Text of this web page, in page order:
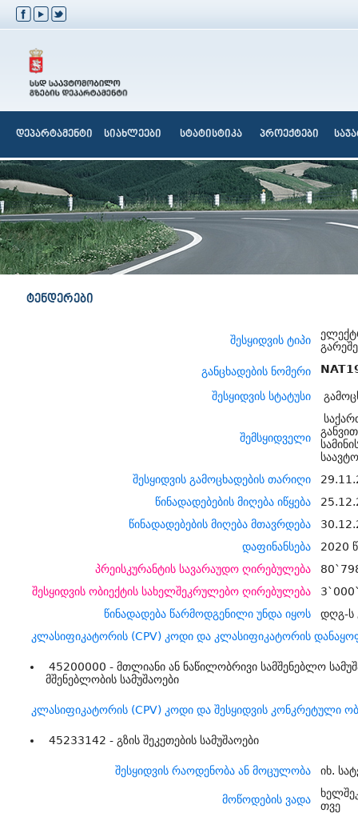
დეპარტამენტი სიახლეები სტატისტიკა პროექტები
ტენდერები
შესყიდვის ტიპი
განცხადების ნომერი
შესყიდვის სტატუსი
შემსყიდველი
შესყიდვის გამოცხადების თარიღი
წინადადებების მიღება იწყება
წინადადებების მიღება მთავრდება
დაფინანსება
2020
პრეისკურანტის სავარაუდო ღირებულება
შესყიდვის ობიექტის სახელშეკრულებო ღირებულება
წინადადება წარმოდგენილი უნდა იყოს
დღგ-ს
კლასიფიკატორის (CPV) კოდი და კლასიფიკატორის
45200000 - მთლიანი ან ნაწილობრივი სამშენებლო
მშენებლობის სამუშაოები
კლასიფიკატორის (CPV) კოდი და შესყიდვის კონკრეტული
45233142 - გზის შეკეთების სამუშაოები
შესყიდვის რაოდენობა ან მოცულობა იხ.
მოწოდების ვადა
თვე